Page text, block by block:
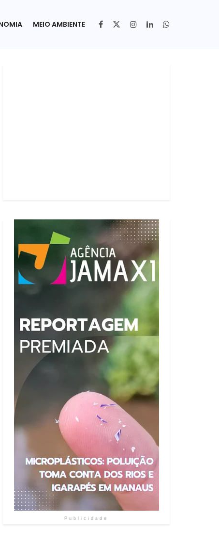
MEIO AMBIENTE
Publicidade